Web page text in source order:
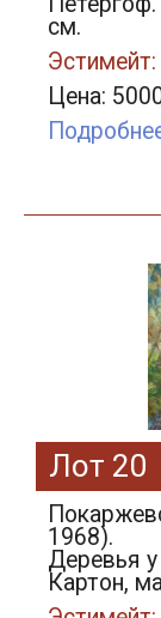
см.
Цена:
Лот 20
1968).
Деревья
Картон,